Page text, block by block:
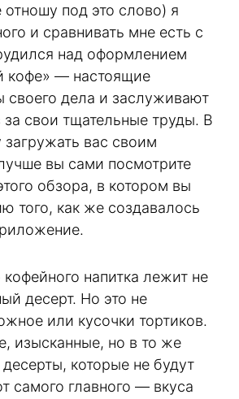
под это слово) я
и сравнивать мне есть с
над оформлением
кофе» — настоящие
своего дела и заслуживают
за свои тщательные труды. В
вас своим
вы сами посмотрите
обзора, в котором вы
того, как же создавалось
напитка лежит не
десерт. Но это не
или кусочки тортиков.
изысканные, но в то же
которые не будут
самого главного — вкуса